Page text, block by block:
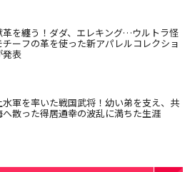
革を纏う！ダダ、エレキング…ウルトラ怪
チーフの革を使った新アパレルコレクショ
発表
水軍を率いた戦国武将！幼い弟を支え、共
へ散った得居通幸の波乱に満ちた生涯